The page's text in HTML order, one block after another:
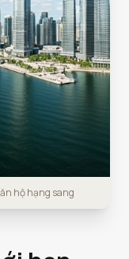
hộ hạng sang